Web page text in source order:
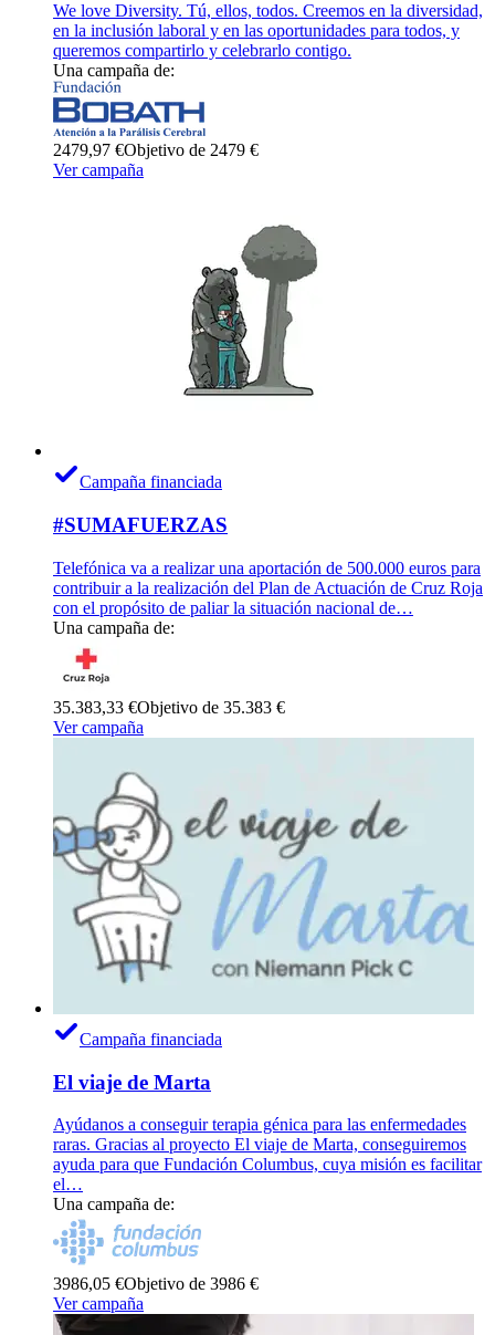
We love Diversity. Tú, ellos, todos. Creemos en la diversidad,
en la inclusión laboral y en las oportunidades para todos, y
queremos compartirlo y celebrarlo contigo.
Una campaña de:
2479,97 €Objetivo de 2479 €
Ver campaña
Campaña financiada
#SUMAFUERZAS
Telefónica va a realizar una aportación de 500.000 euros para
contribuir a la realización del Plan de Actuación de Cruz Roja
con el propósito de paliar la situación nacional de…
Una campaña de:
35.383,33 €Objetivo de 35.383 €
Ver campaña
Campaña financiada
El viaje de Marta
Ayúdanos a conseguir terapia génica para las enfermedades
raras. Gracias al proyecto El viaje de Marta, conseguiremos
ayuda para que Fundación Columbus, cuya misión es facilitar
el…
Una campaña de:
3986,05 €Objetivo de 3986 €
Ver campaña